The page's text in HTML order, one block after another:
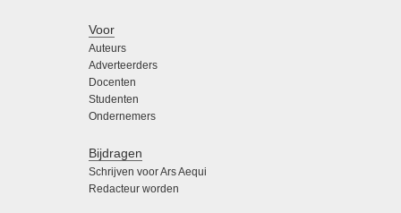
Voor
Auteurs
Adverteerders
Docenten
Studenten
Ondernemers
Bijdragen
Schrijven voor Ars Aequi
Redacteur worden